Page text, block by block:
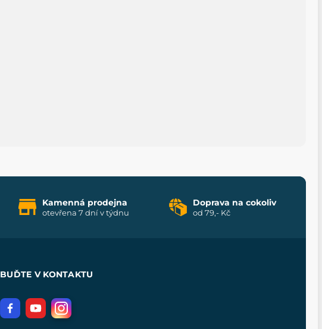
Kamenná prodejna
otevřena 7 dní v týdnu
Doprava na cokoliv
od 79,- Kč
BUĎTE V KONTAKTU